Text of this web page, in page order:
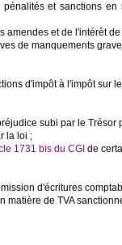
et sanctions
et de l'intérêt
de manquements
d'impôt à l'impôt sur
subi par le
la loi ;
1731 bis du CGI de
d'écritures
matière de TVA